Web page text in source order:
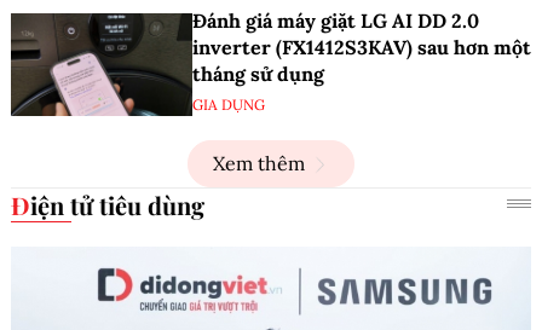
Đánh giá máy giặt LG AI DD 2.0
inverter (FX1412S3KAV) sau hơn một
tháng sử dụng
GIA DỤNG
Xem thêm
Điện tử tiêu dùng